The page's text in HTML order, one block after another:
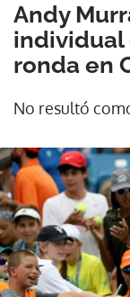
Andy
individual
ronda en
No resultó